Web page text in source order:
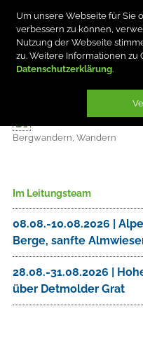
Um unsere Webseite für Sie
verbessern zu können,
Nutzung der Webseite
zu. Weitere Informationen zu
Datenschutzerklärung
ERICH PANKRATZ
Bergwandern, Wandern
Im Leitungsteam
08.08.-10.08.2026 |
Berge, sanfte
28.08.-31.08.2026 |
über Detmolder Grat